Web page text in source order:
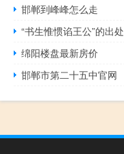
邯郸到峰峰怎么走
“书生惟惯谄王公”的出
绵阳楼盘最新房价
邯郸市第二十五中官网